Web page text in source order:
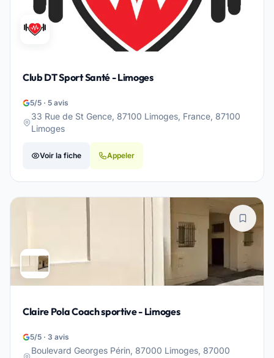
Club DT Sport Santé - Limoges
5/5 · 5 avis
33 Rue de St Gence, 87100 Limoges, France, 87100
Limoges
Voir la fiche Appeler
Claire Pola Coach sportive - Limoges
5/5 · 3 avis
Boulevard Georges Périn, 87000 Limoges, 87000